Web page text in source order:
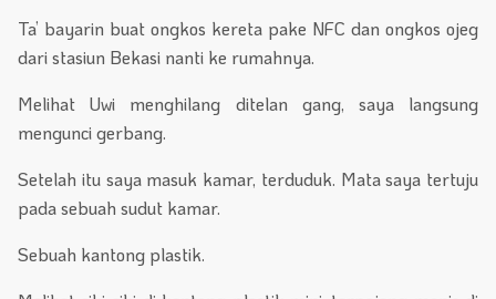
Ta’ bayarin buat ongkos kereta pake NFC dan ongkos ojeg
dari stasiun Bekasi nanti ke rumahnya.
Melihat Uwi menghilang ditelan gang, saya langsung
mengunci gerbang.
Setelah itu saya masuk kamar, terduduk. Mata saya tertuju
pada sebuah sudut kamar.
Sebuah kantong plastik.